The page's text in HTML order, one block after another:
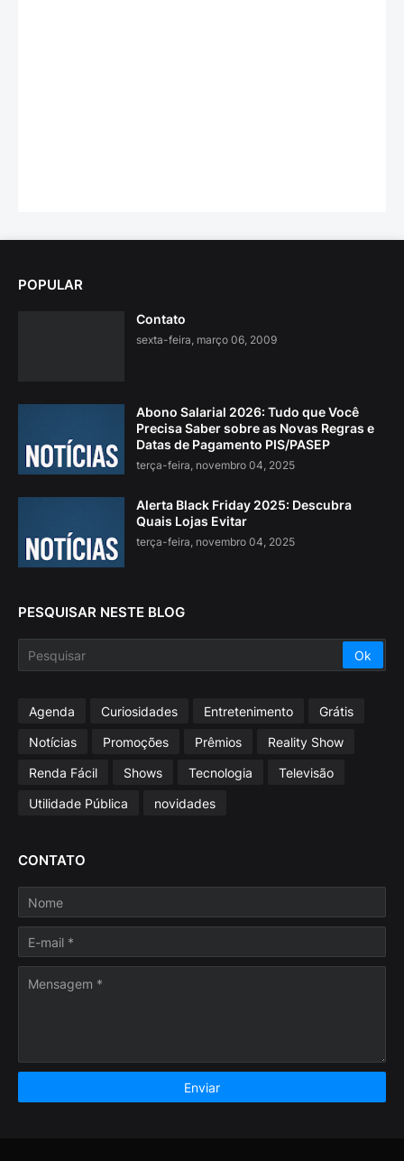
POPULAR
Contato
sexta-feira, março 06, 2009
Abono Salarial 2026: Tudo que Você
Precisa Saber sobre as Novas Regras e
Datas de Pagamento PIS/PASEP
terça-feira, novembro 04, 2025
Alerta Black Friday 2025: Descubra
Quais Lojas Evitar
terça-feira, novembro 04, 2025
PESQUISAR NESTE BLOG
Agenda Curiosidades Entretenimento
Grátis
Notícias
Promoções Prêmios
Reality Show
Renda Fácil
Shows Tecnologia
Televisão
Utilidade Pública
novidades
CONTATO